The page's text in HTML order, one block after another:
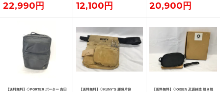
22,990円 12,100円 20,900円
【送料無料】◇PORTER ポーター 吉田
【送料無料】◇KUNY'S 腰袋片側
【送料無料】◇OIGEN 及源鋳造 焼き焼